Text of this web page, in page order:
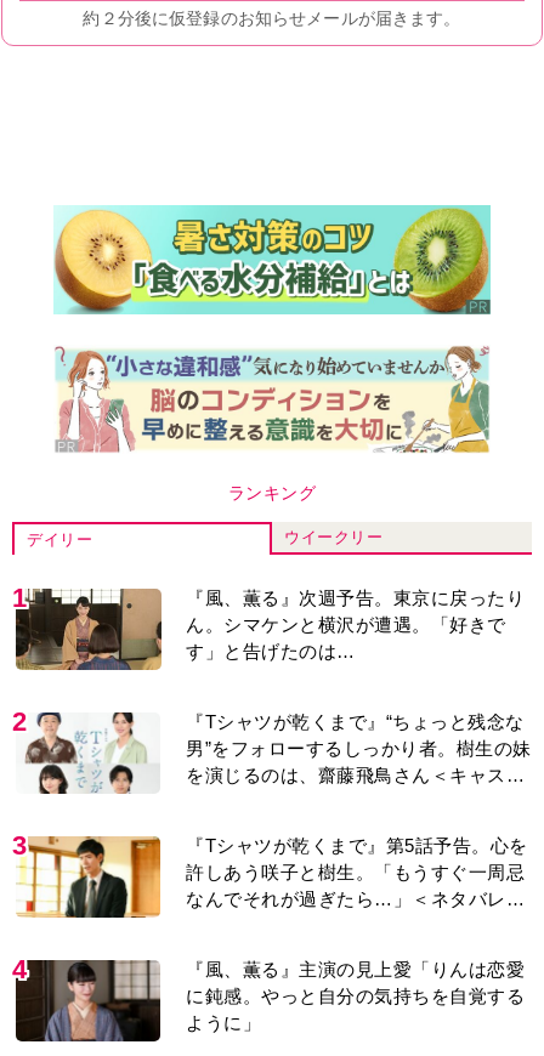
ランキング
デイリー ウイークリー
1
『風、薫る』次週予告。東京に戻ったり
ん。シマケンと横沢が遭遇。「好きで
す」と告げたのは…
2
『Tシャツが乾くまで』“ちょっと残念な
男”をフォローするしっかり者。樹生の妹
を演じるのは、齋藤飛鳥さん＜キャスト
3
『Tシャツが乾くまで』第5話予告。心を
許しあう咲子と樹生。「もうすぐ一周忌
なんでそれが過ぎたら…」＜ネタバレあ
4
『風、薫る』主演の見上愛「りんは恋愛
に鈍感。やっと自分の気持ちを自覚する
ように」